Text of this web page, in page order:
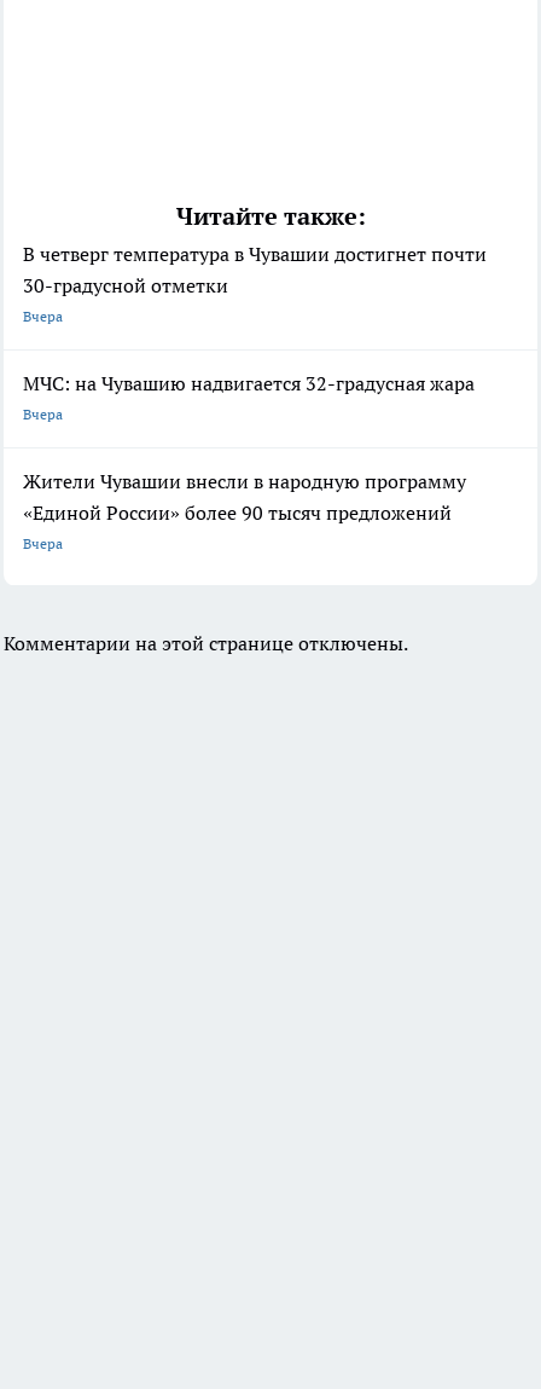
Читайте также:
В четверг температура в Чувашии достигнет почти
30-градусной отметки
Вчера
МЧС: на Чувашию надвигается 32-градусная жара
Вчера
Жители Чувашии внесли в народную программу
«Единой России» более 90 тысяч предложений
Вчера
Комментарии на этой странице отключены.